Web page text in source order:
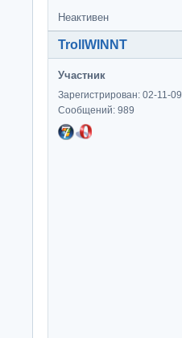
Неактивен
TrollWINNT
Участник
Зарегистрирован: 02-11-09
Сообщений: 989